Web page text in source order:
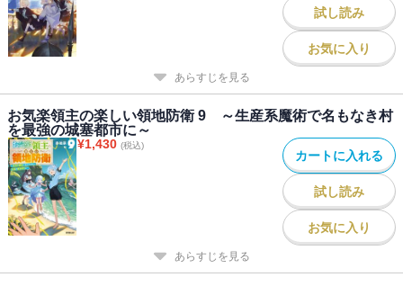
試し読み
お気に入り
あらすじを見る
お気楽領主の楽しい領地防衛 9 ～生産系魔術で名もなき村
を最強の城塞都市に～
¥1,430 (税込)
カートに入れる
試し読み
お気に入り
あらすじを見る